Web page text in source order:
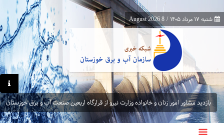
شنبه ۱۷ مرداد ۱۴۰۵ /
8 August 2026
بازدید مشاور امور زنان و خانواده وزارت نیرو از قرارگاه اربعین صنعت آب و برق خوزستان